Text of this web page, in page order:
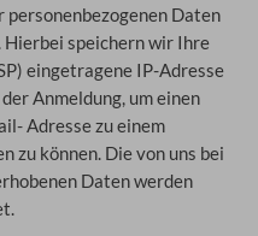
Daten
Hierbei speichern wir Ihre
eingetragene IP-Adresse
Anmeldung, um einen
Adresse zu einem
zu können. Die von uns bei
Daten werden